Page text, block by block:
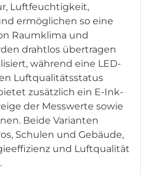
Luftfeuchtigkeit,
ermöglichen so eine
Raumklima und
drahtlos übertragen
während eine LED-
Luftqualitätsstatus
zusätzlich ein E-Ink-
der Messwerte sowie
Beide Varianten
Schulen und Gebäude,
und Luftqualität